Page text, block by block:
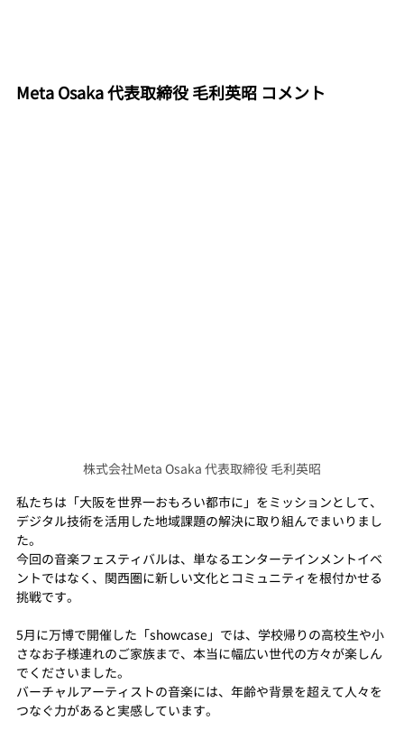
Meta Osaka 代表取締役 毛利英昭 コメント
株式会社Meta Osaka 代表取締役 毛利英昭
私たちは「大阪を世界一おもろい都市に」をミッションとして、
デジタル技術を活用した地域課題の解決に取り組んでまいりまし
た。
今回の音楽フェスティバルは、単なるエンターテインメントイベ
ントではなく、関西圏に新しい文化とコミュニティを根付かせる
挑戦です。
5月に万博で開催した「showcase」では、学校帰りの高校生や小
さなお子様連れのご家族まで、本当に幅広い世代の方々が楽しん
でくださいました。
バーチャルアーティストの音楽には、年齢や背景を超えて人々を
つなぐ力があると実感しています。